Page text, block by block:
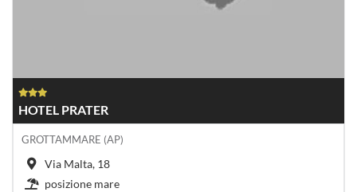
HOTEL PRATER
GROTTAMMARE (AP)
Via Malta, 18
posizione mare